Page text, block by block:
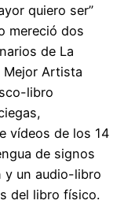
quiero ser”
mereció dos
de La
Mejor Artista
libro
vídeos de los 14
de signos
y un audio-libro
del libro físico.